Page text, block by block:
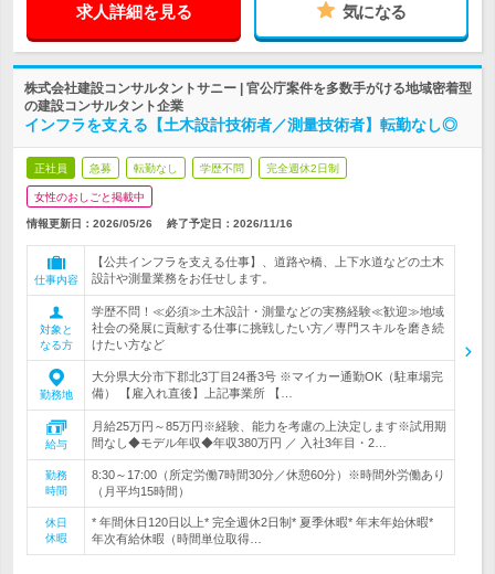
求人詳細を見る 気になる
株式会社建設コンサルタントサニー | 官公庁案件を多数手がける地域密着型
の建設コンサルタント企業
インフラを支える【土木設計技術者／測量技術者】転勤なし◎
正社員 急募 転勤なし 学歴不問 完全週休2日制
女性のおしごと掲載中
情報更新日：2026/05/26 終了予定日： 2026/11/16
仕事内容
【公共インフラを支える仕事】、道路や橋、上下水道などの土木
設計や測量業務をお任せします。
対象と
なる方
学歴不問！≪必須≫土木設計・測量などの実務経験≪歓迎≫地域
社会の発展に貢献する仕事に挑戦したい方／専門スキルを磨き続
けたい方など
勤務地
大分県大分市下郡北3丁目24番3号 ※マイカー通勤OK（駐車場完
備） 【雇入れ直後】上記事業所 【…
給与
月給25万円～85万円※経験、能力を考慮の上決定します※試用期
間なし◆モデル年収◆年収380万円 ／ 入社3年目・2…
勤務
時間
8:30～17:00（所定労働7時間30分／休憩60分）※時間外労働あり
（月平均15時間）
休日
休暇
* 年間休日120日以上* 完全週休2日制* 夏季休暇* 年末年始休暇*
年次有給休暇（時間単位取得…